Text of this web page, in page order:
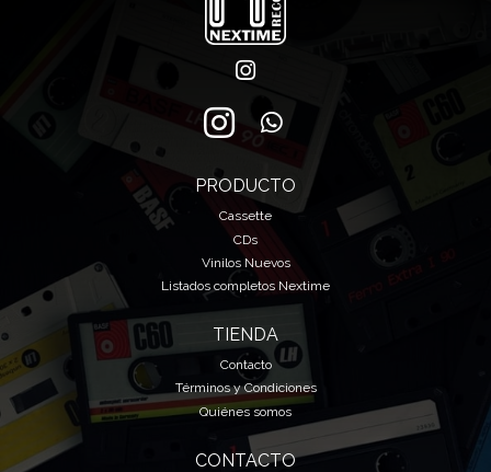
PRODUCTO
Cassette
CDs
Vinilos Nuevos
Listados completos Nextime
TIENDA
Contacto
Términos y Condiciones
Quiénes somos
CONTACTO